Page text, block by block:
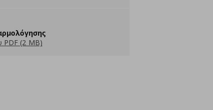
PDF (2 MB)